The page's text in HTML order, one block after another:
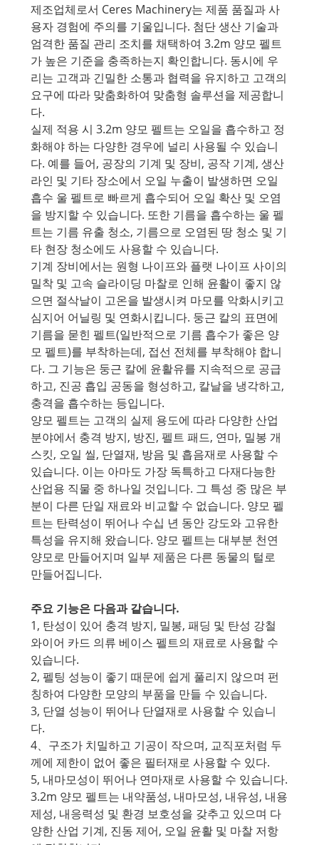
제조업체로서 Ceres Machinery는 제품 품질과 사
용자 경험에 주의를 기울입니다. 첨단 생산 기술과
엄격한 품질 관리 조치를 채택하여 3.2m 양모 펠트
가 높은 기준을 충족하는지 확인합니다. 동시에 우
리는 고객과 긴밀한 소통과 협력을 유지하고 고객의
요구에 따라 맞춤화하여 맞춤형 솔루션을 제공합니
다.
실제 적용 시 3.2m 양모 펠트는 오일을 흡수하고 정
화해야 하는 다양한 경우에 널리 사용될 수 있습니
다. 예를 들어, 공장의 기계 및 장비, 공작 기계, 생산
라인 및 기타 장소에서 오일 누출이 발생하면 오일
흡수 울 펠트로 빠르게 흡수되어 오일 확산 및 오염
을 방지할 수 있습니다. 또한 기름을 흡수하는 울 펠
트는 기름 유출 청소, 기름으로 오염된 땅 청소 및 기
타 현장 청소에도 사용할 수 있습니다.
기계 장비에서는 원형 나이프와 플랫 나이프 사이의
밀착 및 고속 슬라이딩 마찰로 인해 윤활이 좋지 않
으면 절삭날이 고온을 발생시켜 마모를 악화시키고
심지어 어닐링 및 연화시킵니다. 둥근 칼의 표면에
기름을 묻힌 펠트(일반적으로 기름 흡수가 좋은 양
모 펠트)를 부착하는데, 접선 전체를 부착해야 합니
다. 그 기능은 둥근 칼에 윤활유를 지속적으로 공급
하고, 진공 흡입 공동을 형성하고, 칼날을 냉각하고,
충격을 흡수하는 등입니다.
양모 펠트는 고객의 실제 용도에 따라 다양한 산업
분야에서 충격 방지, 방진, 펠트 패드, 연마, 밀봉 개
스킷, 오일 씰, 단열재, 방음 및 흡음재로 사용할 수
있습니다. 이는 아마도 가장 독특하고 다재다능한
산업용 직물 중 하나일 것입니다. 그 특성 중 많은 부
분이 다른 단일 재료와 비교할 수 없습니다. 양모 펠
트는 탄력성이 뛰어나 수십 년 동안 강도와 고유한
특성을 유지해 왔습니다. 양모 펠트는 대부분 천연
양모로 만들어지며 일부 제품은 다른 동물의 털로
만들어집니다.
주요 기능은 다음과 같습니다.
1, 탄성이 있어 충격 방지, 밀봉, 패딩 및 탄성 강철
와이어 카드 의류 베이스 펠트의 재료로 사용할 수
있습니다.
2, 펠팅 성능이 좋기 때문에 쉽게 풀리지 않으며 펀
칭하여 다양한 모양의 부품을 만들 수 있습니다.
3, 단열 성능이 뛰어나 단열재로 사용할 수 있습니
다.
4、구조가 치밀하고 기공이 작으며, 교직포처럼 두
께에 제한이 없어 좋은 필터재로 사용할 수 있다.
5, 내마모성이 뛰어나 연마재로 사용할 수 있습니다.
3.2m 양모 펠트는 내약품성, 내마모성, 내유성, 내용
제성, 내응력성 및 환경 보호성을 갖추고 있으며 다
양한 산업 기계, 진동 제어, 오일 윤활 및 마찰 저항